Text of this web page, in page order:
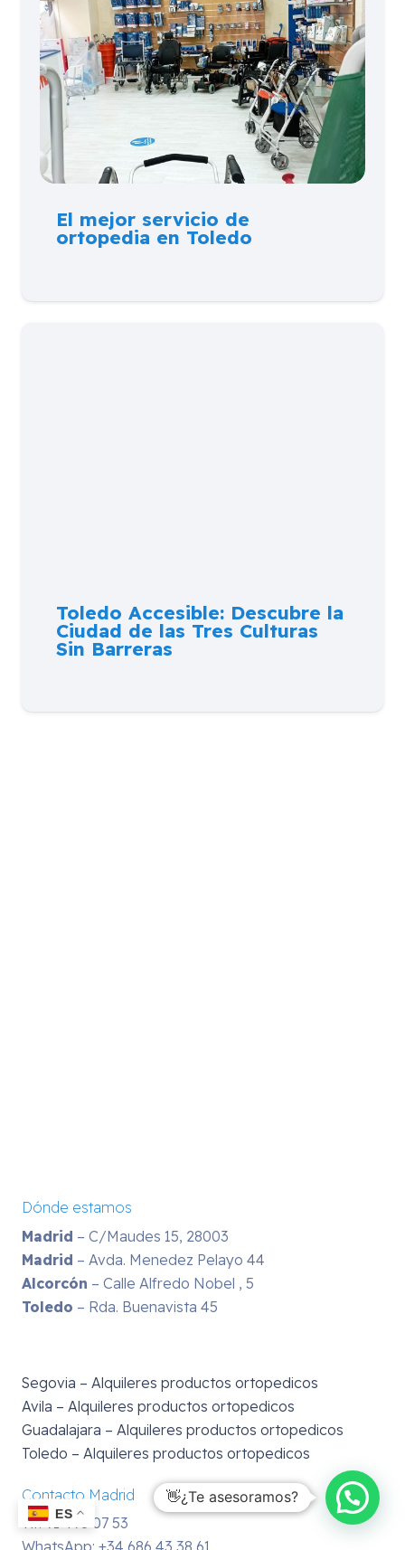
El mejor servicio de
ortopedia en Toledo
Toledo Accesible: Descubre la
Ciudad de las Tres Culturas
Sin Barreras
Dónde estamos
Madrid – C/Maudes 15, 28003
Madrid – Avda. Menedez Pelayo 44
Alcorcón – Calle Alfredo Nobel , 5
Toledo – Rda. Buenavista 45
Segovia – Alquileres productos ortopedicos
Avila – Alquileres productos ortopedicos
Guadalajara – Alquileres productos ortopedicos
Toledo – Alquileres productos ortopedicos
Contacto Madrid
Tlf: 91 498 07 53
ES
👋¿Te asesoramos?